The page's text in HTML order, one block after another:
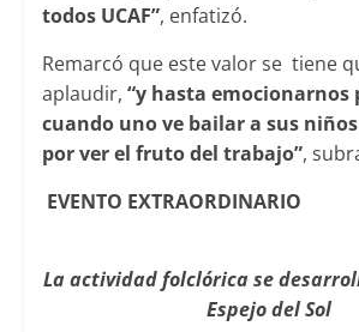
todos UCAF”, enfatizó.
Remarcó que este valor se tiene
aplaudir, “y hasta emocionarnos
cuando uno ve bailar a sus
por ver el fruto del trabajo”,
EVENTO EXTRAORDINARIO
La actividad folclórica se
Espejo del Sol